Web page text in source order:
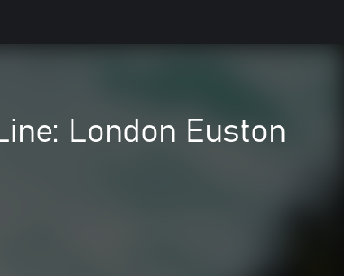
London Euston